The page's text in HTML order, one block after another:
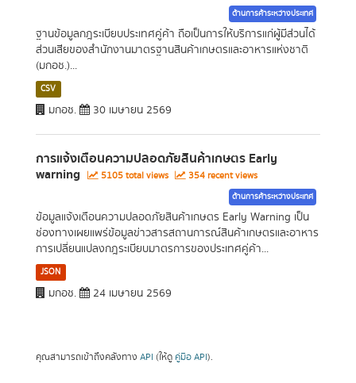
ด้านการค้าระหว่างประเทศ
ฐานข้อมูลกฎระเบียบประเทศคู่ค้า ถือเป็นการให้บริการแก่ผู้มีส่วนได้
ส่วนเสียของสำนักงานมาตรฐานสินค้าเกษตรและอาหารแห่งชาติ
(มกอช.)...
CSV
มกอช. 30 เมษายน 2569
การแจ้งเตือนความปลอดภัยสินค้าเกษตร Early
warning 5105 total views 354 recent views
ด้านการค้าระหว่างประเทศ
ข้อมูลแจ้งเตือนความปลอดภัยสินค้าเกษตร Early Warning เป็น
ช่องทางเผยแพร่ข้อมูลข่าวสารสถานการณ์สินค้าเกษตรและอาหาร
การเปลี่ยนแปลงกฎระเบียบมาตรการของประเทศคู่ค้า...
JSON
มกอช. 24 เมษายน 2569
คุณสามารถเข้าถึงคลังทาง API (ให้ดู คู่มือ API).